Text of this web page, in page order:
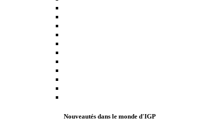
Nouveautés dans le monde d'IGP